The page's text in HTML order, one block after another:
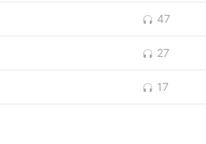
47
27
17